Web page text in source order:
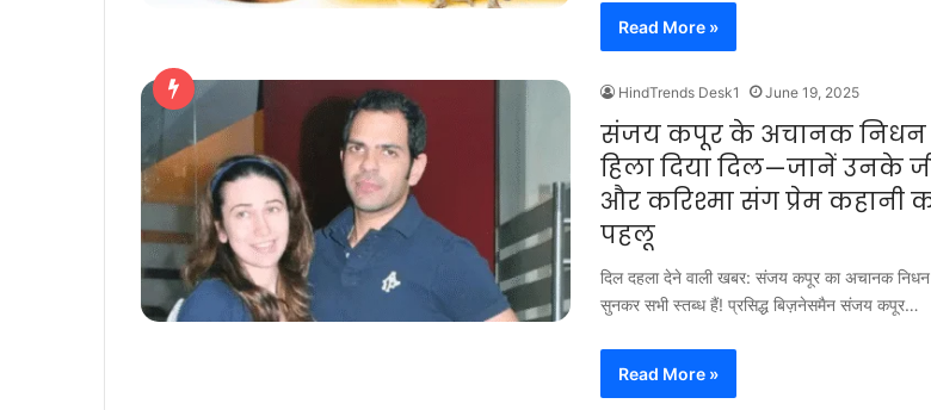
Read More »
HindTrends Desk1 June 19, 2025
संजय कपूर के अचानक
हिला दिया दिल—जानें उनके
और करिश्मा संग प्रेम कहानी
पहलू
दिल दहला देने वाली खबर: संजय कपूर का अचानक
सुनकर सभी स्तब्ध हैं! प्रसिद्ध बिज़नेसमैन संजय कपूर…
Read More »